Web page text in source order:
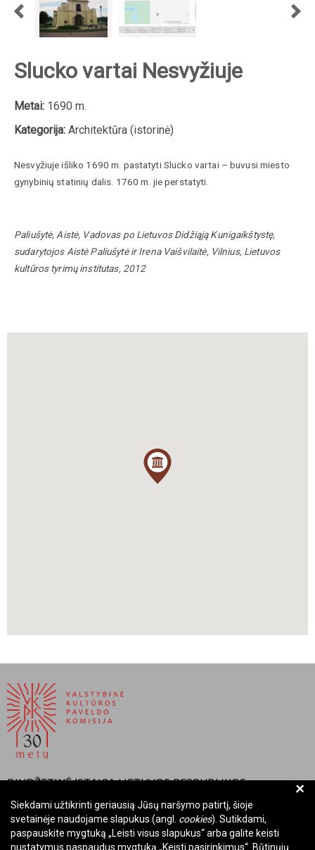
Slucko vartai Nesvyžiuje
Metai: 1690 m.
Kategorija: Architektūra (istorinė)
Nesvyžiuje išliko 1690 m. pastatyti Slucko vartai – buvusi miesto
gynybinių statinių dalis. 1760 m. jie perstatyti.
Paliušytė, Aistė, Vadovas po Lietuvos Didžiąją Kunigaikštystę,
sudarytojos Aistė Paliušytė ir Irena Vaišvilaitė, Vilnius, Lietuvos
kultūros tyrimų institutas, 2012
BIUDŽETINĖ ĮSTAIGA LIETUVOS RESPUBLIKOS
VALSTYBINĖ KULTŪROS PAVELDO KOMISIJA
Įmonės kodas: Juridinių asmenų registre 288700520
Adresas: Rūdninkų g. 13, 01135 Vilnius
+
Siekdami užtikrinti geriausią Jūsų naršymo patirtį, šioje
svetainėje naudojame slapukus (angl. cookies). Sutikdami,
paspauskite mygtuką „Leisti visus slapukus“ arba galite keisti
nustatymus paspaudus mygtuką „Keisti pasirinkimus“. Būtinųjų